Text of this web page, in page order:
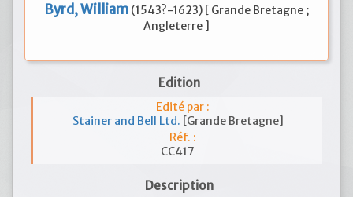
Byrd, William (1543?-1623) [ Grande Bretagne ;
Angleterre ]
Edition
Edité par :
Stainer and Bell Ltd. [Grande Bretagne]
Réf. :
CC417
Description